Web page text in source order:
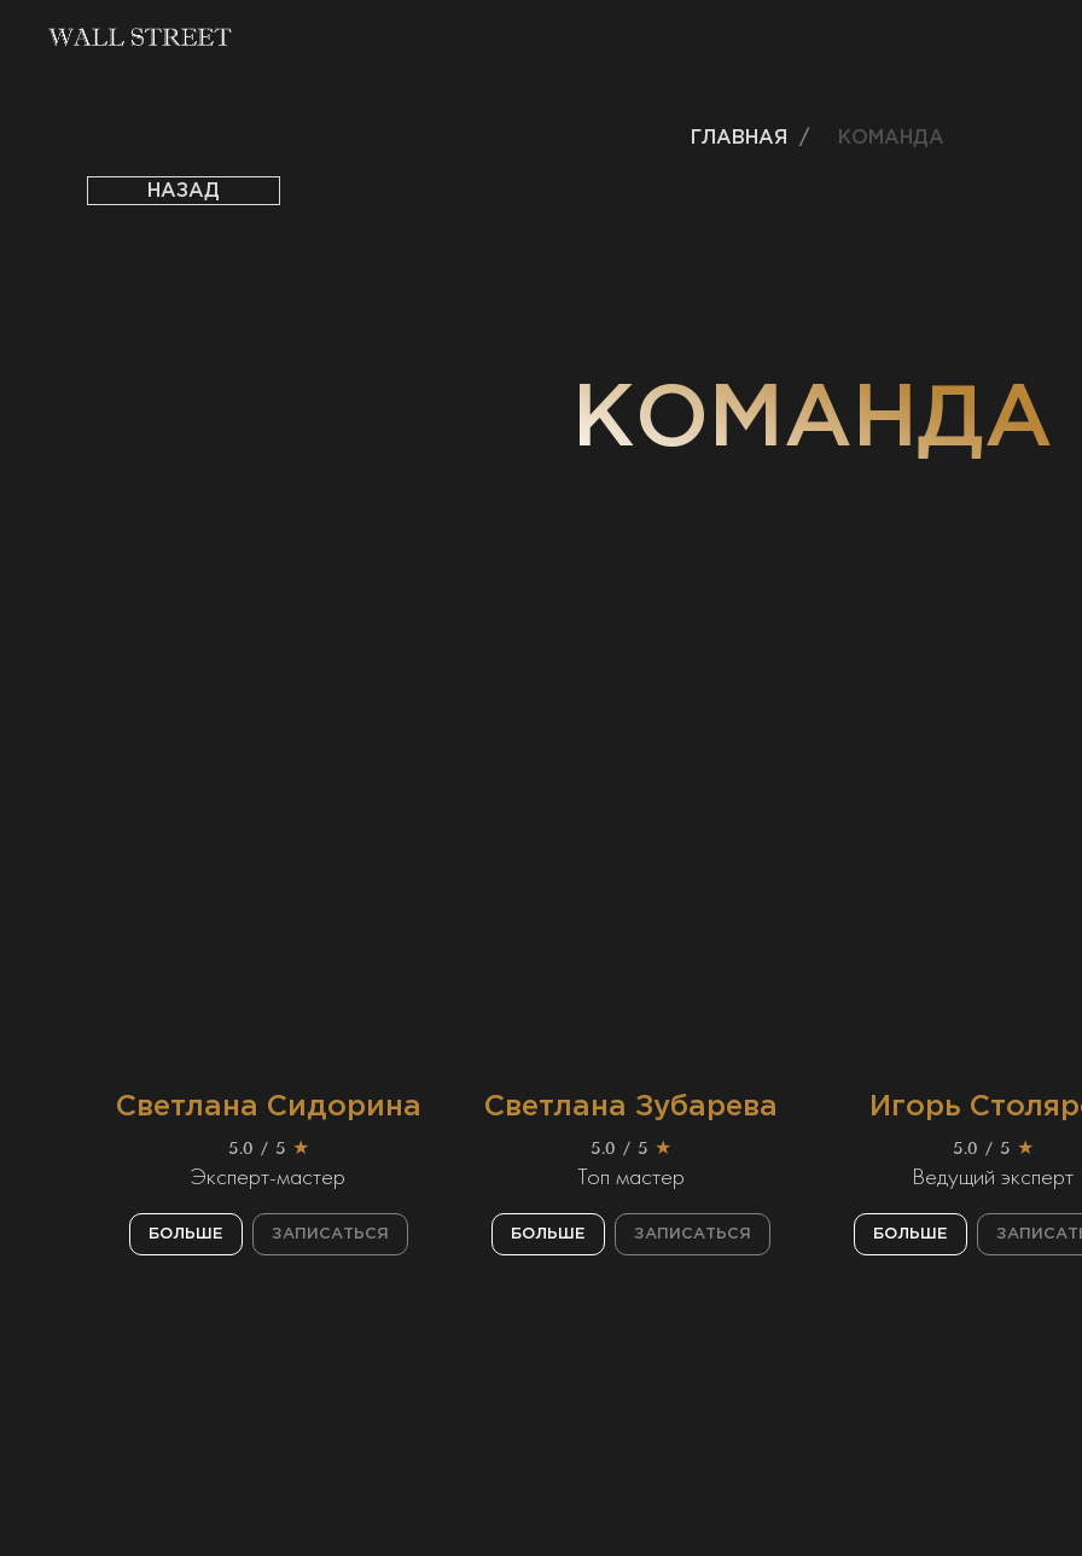
ГЛАВНАЯ / КОМАНДА
НАЗАД
КОМАНДА
Светлана Сидорина
5.0 / 5 ★
Эксперт-мастер
БОЛЬШЕ ЗАПИСАТЬСЯ
Светлана Зубарева
5.0 / 5 ★
Топ мастер
БОЛЬШЕ ЗАПИСАТЬСЯ
Игорь
5.0 / 5 ★
Ведущий эксперт
БОЛЬШЕ